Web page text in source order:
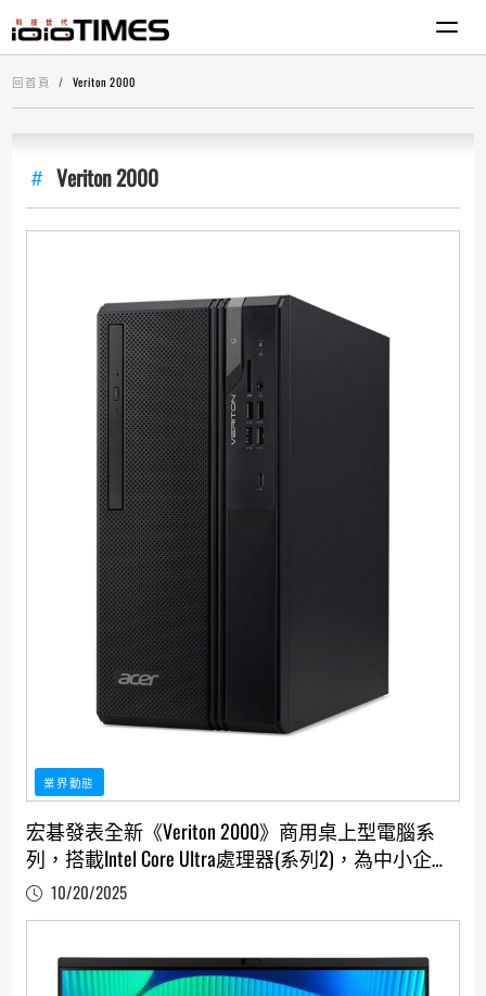
回首頁 Veriton 2000
Veriton 2000
業界動態
宏碁發表全新《Veriton 2000》商用桌上型電腦系
列，搭載Intel Core Ultra處理器(系列2)，為中小企業
注入強大AI動能
10/20/2025